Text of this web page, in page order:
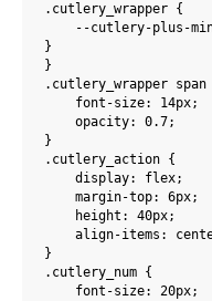
.cutlery_wrapper {
--cutlery-plus-
}
}
.cutlery_wrapper span
    font-size: 14px;
    opacity: 0.7;
}
.cutlery_action {
    display: flex;
    margin-top: 6px;
    height: 40px;
align-items:
}
.cutlery_num {
    font-size: 20px;